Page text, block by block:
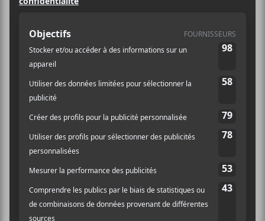
Spectacle
https://www.frimat.qc.c
a/BILLETTERIE